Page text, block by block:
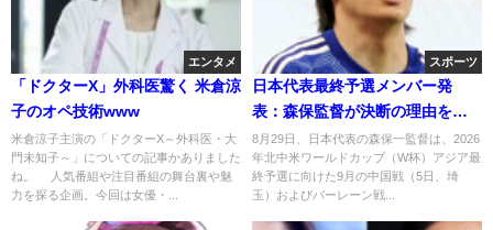
エンタメ
「ドクターX」外科医驚く 米倉涼
子のオペ技術www
米倉涼子主演の「ドクターX～外科医・大
門未知子～」についての記事かありました
ね。 人気番組や注目番組の舞台裏や魅
力を探る企画。今回は女優・...
スポーツ
日本代表最終予選メンバー発
表：森保監督が決断の理由を説
明
8月29日、日本代表の森保一監督は、2026
年北中米ワールドカップ（W杯）アジア最
終予選に向けた9月の中国戦（5日、埼
玉）およびバーレーン戦...